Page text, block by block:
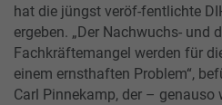
hat die jüngst veröf-fentlichte
ergeben. „Der Nachwuchs- und
Fachkräftemangel werden für
einem ernsthaften Problem“,
Carl Pinnekamp, der – genauso